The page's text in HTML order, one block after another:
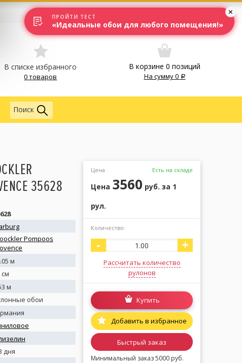
В списке избранного
0 товаров
В корзине 0 позиций
На сумму0
Обои
Поиск
35628
Pompoos
м
см
м
обои
дня
Цена Есть на складе
Цена 3560 руб. за 1
рул.
Количество:
- +
Рассчитать количество
рулонов
Купить
Добавить в избранное
Быстрый заказ
Минимальный заказ 5000 руб.
ПРОЙТИ ТЕСТ
«Идеальные обои для любого помещения!»